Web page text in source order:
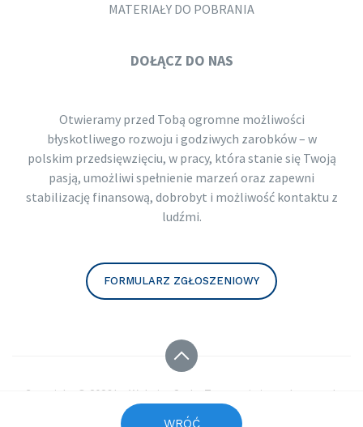
WRÓĆ
MATERIAŁY DO POBRANIA
DOŁĄCZ DO NAS
Otwieramy przed Tobą ogromne możliwości
błyskotliwego rozwoju i godziwych zarobków – w
polskim przedsięwzięciu, w pracy, która stanie się Twoją
pasją, umożliwi spełnienie marzeń oraz zapewni
stabilizację finansową, dobrobyt i możliwość kontaktu z
ludźmi.
FORMULARZ ZGŁOSZENIOWY
Copyright © 2026 by
Website Style. Tworzenie interaktywnych
stron www.